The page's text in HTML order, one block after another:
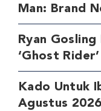
Man: Brand
Ryan Gosling
‘Ghost Rider’
Kado Untuk
Agustus